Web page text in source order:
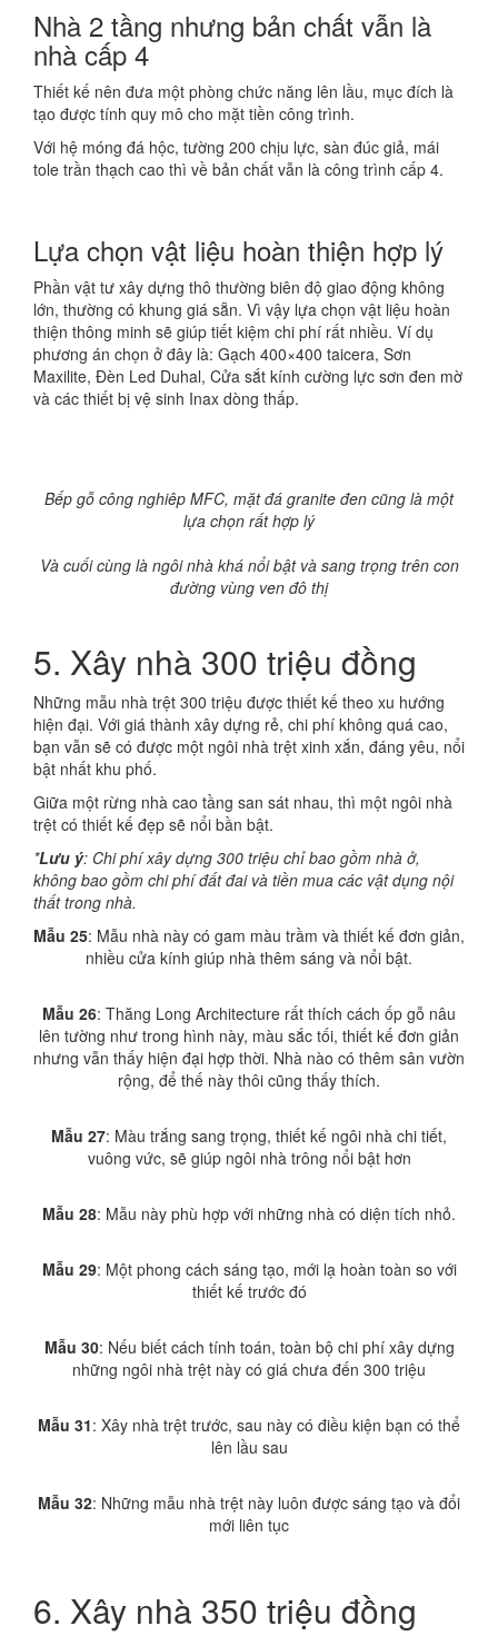
Nhà 2 tầng nhưng bản chất vẫn là
nhà cấp 4
Thiết kế nên đưa một phòng chức năng lên lầu, mục đích là
tạo được tính quy mô cho mặt tiền công trình.
Với hệ móng đá hộc, tường 200 chịu lực, sàn đúc giả, mái
tole trần thạch cao thì về bản chất vẫn là công trình cấp 4.
Lựa chọn vật liệu hoàn thiện hợp lý
Phần vật tư xây dựng thô thường biên độ giao động không
lớn, thường có khung giá sẵn. Vì vậy lựa chọn vật liệu hoàn
thiện thông minh sẽ giúp tiết kiệm chi phí rất nhiều. Ví dụ
phương án chọn ở đây là: Gạch 400×400 taicera, Sơn
Maxilite, Đèn Led Duhal, Cửa sắt kính cường lực sơn đen mờ
và các thiết bị vệ sinh Inax dòng thấp.
Bếp gỗ công nghiêp MFC, mặt đá granite đen cũng là một
lựa chọn rất hợp lý
Và cuối cùng là ngôi nhà khá nổi bật và sang trọng trên con
đường vùng ven đô thị
5. Xây nhà 300 triệu đồng
Những mẫu nhà trệt 300 triệu được thiết kế theo xu hướng
hiện đại. Với giá thành xây dựng rẻ, chi phí không quá cao,
bạn vẫn sẽ có được một ngôi nhà trệt xinh xắn, đáng yêu, nổi
bật nhất khu phố.
Giữa một rừng nhà cao tầng san sát nhau, thì một ngôi nhà
trệt có thiết kế đẹp sẽ nổi bần bật.
*Lưu ý: Chi phí xây dựng 300 triệu chỉ bao gồm nhà ở,
không bao gồm chi phí đất đai và tiền mua các vật dụng nội
thất trong nhà.
Mẫu 25: Mẫu nhà này có gam màu trầm và thiết kế đơn giản,
nhiều cửa kính giúp nhà thêm sáng và nổi bật.
Mẫu 26: Thăng Long Architecture rất thích cách ốp gỗ nâu
lên tường như trong hình này, màu sắc tối, thiết kế đơn giản
nhưng vẫn thấy hiện đại hợp thời. Nhà nào có thêm sân vườn
rộng, để thế này thôi cũng thấy thích.
Mẫu 27: Màu trắng sang trọng, thiết kế ngôi nhà chi tiết,
vuông vức, sẽ giúp ngôi nhà trông nổi bật hơn
Mẫu 28: Mẫu này phù hợp với những nhà có diện tích nhỏ.
Mẫu 29: Một phong cách sáng tạo, mới lạ hoàn toàn so với
thiết kế trước đó
Mẫu 30: Nếu biết cách tính toán, toàn bộ chi phí xây dựng
những ngôi nhà trệt này có giá chưa đến 300 triệu
Mẫu 31: Xây nhà trệt trước, sau này có điều kiện bạn có thể
lên lầu sau
Mẫu 32: Những mẫu nhà trệt này luôn được sáng tạo và đổi
mới liên tục
6. Xây nhà 350 triệu đồng